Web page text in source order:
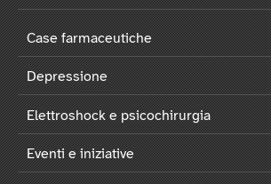
Case farmaceutiche
Depressione
Elettroshock e psicochirurgia
Eventi e iniziative